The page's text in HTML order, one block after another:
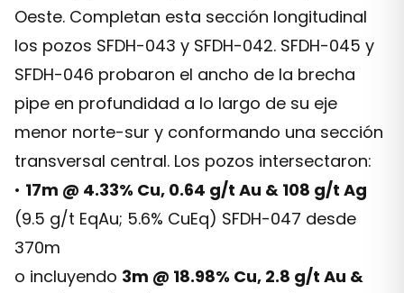
Oeste. Completan esta sección longitudinal
los pozos SFDH-043 y SFDH-042. SFDH-045 y
SFDH-046 probaron el ancho de la brecha
pipe en profundidad a lo largo de su eje
menor norte-sur y conformando una sección
transversal central. Los pozos intersectaron:
• 17m @ 4.33% Cu, 0.64 g/t Au & 108 g/t Ag
(9.5 g/t EqAu; 5.6% CuEq) SFDH-047 desde
370m
o incluyendo 3m @ 18.98% Cu, 2.8 g/t Au &